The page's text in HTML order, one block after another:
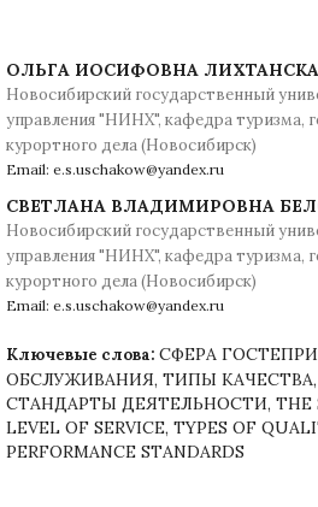
ОЛЬГА ИОСИФОВНА
Новосибирский государственный
управления "НИНХ", кафедра туризма,
курортного дела (Новосибирск)
Email: e.s.uschakow@yandex.ru
СВЕТЛАНА ВЛАДИМИРОВНА
Новосибирский государственный
управления "НИНХ", кафедра туризма,
курортного дела (Новосибирск)
Email: e.s.uschakow@yandex.ru
Ключевые слова: СФЕРА
ОБСЛУЖИВАНИЯ, ТИПЫ
СТАНДАРТЫ ДЕЯТЕЛЬНОСТИ, THE
LEVEL OF SERVICE, TYPES OF
PERFORMANCE STANDARDS